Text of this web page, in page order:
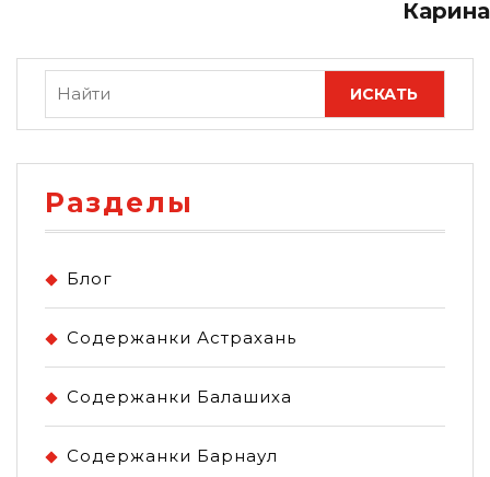
Карина
Разделы
Блог
Содержанки Астрахань
Содержанки Балашиха
Содержанки Барнаул